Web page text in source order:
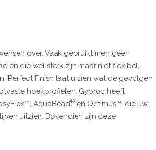
over. Vaak gebruikt men geen
die wel sterk zijn maar niet flexibel,
Perfect Finish laat u zien wat de gevolgen
hoekprofielen. Gyproc heeft
AquaBead® en Optimus™, die uw
uitzien. Bovendien zijn deze